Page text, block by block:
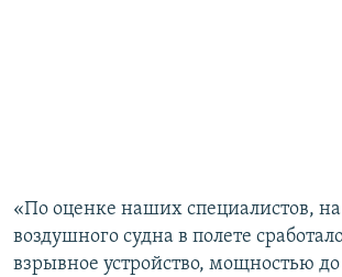
«По оценке наших специалистов, на
воздушного судна в полете
взрывное устройство, мощностью